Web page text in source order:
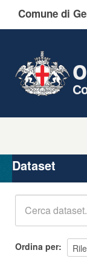
Comune di
Organizzazioni
Gruppi
Dataset
Ordina per